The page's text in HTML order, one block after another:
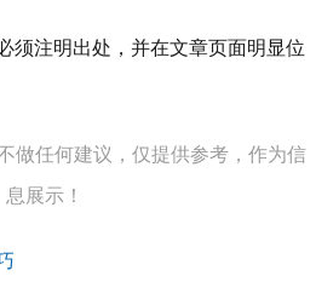
须注明出处，并在文章页面明显位
做任何建议，仅提供参考，作为信
息展示！